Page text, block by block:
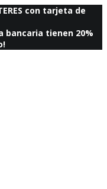
con tarjeta de
bancaria tienen 20%